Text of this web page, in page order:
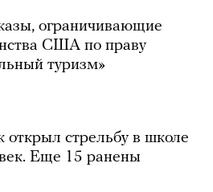
ограничивающие
США по праву
туризм»
открыл стрельбу в школе
Еще 15 ранены